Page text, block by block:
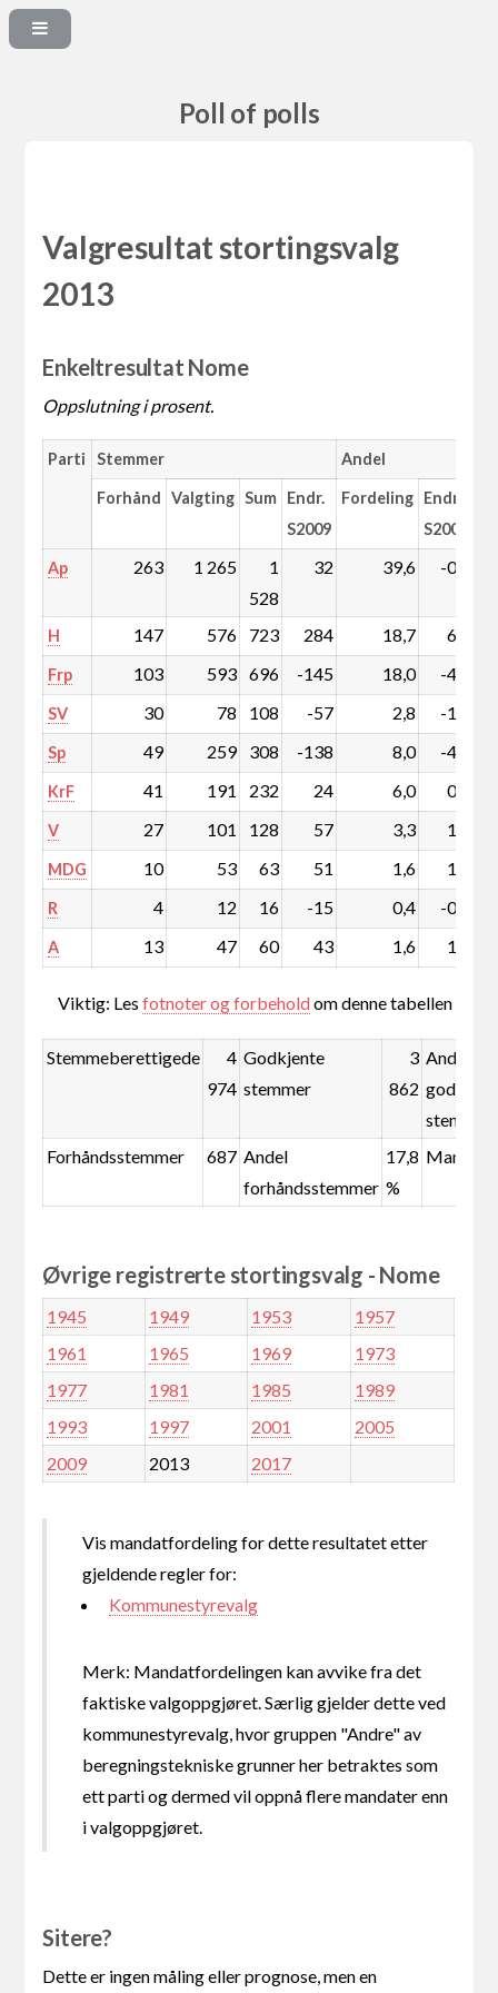
Poll of polls
Valgresultat stortingsvalg
2013
Enkeltresultat Nome
Oppslutning i prosent.
Parti Stemmer Andel
Forhånd Valgting Sum Endr.
S2009
Fordeling Endr.
S2009
Ap 263 1 265
1
528
32 39,6 -0,6
H 147 576 723 284 18,7 6,9
Frp 103 593 696 -145 18,0 -4,5
SV 30 78 108 -57 2,8 -1,6
Sp 49 259 308 -138 8,0 -4,0
KrF 41 191 232 24 6,0 0,4
V 27 101 128 57 3,3 1,4
MDG 10 53 63 51 1,6 1,3
R 4 12 16 -15 0,4 -0,4
A 13 47 60 43 1,6 1,1
Viktig: Lesfotnoter og forbeholdom denne tabellen
Stemmeberettigede
4
974
Godkjente
stemmer
3
862
Andel
stemmer
Forhåndsstemmer
687 Andel
forhåndsstemmer
17,8
%
Øvrige registrerte stortingsvalg - Nome
1945 1949 1953
1957
1961
1965 1969
1973
1977
1981 1985
1989
1993
1997 2001
2005
2009
2013 2017
Vis mandatfordeling for dette resultatet etter
gjeldende regler for:
Kommunestyrevalg
Merk: Mandatfordelingen kan avvike fra det
faktiske valgoppgjøret. Særlig gjelder dette ved
kommunestyrevalg, hvor gruppen "Andre" av
beregningstekniske grunner her betraktes som
ett parti og dermed vil oppnå flere mandater enn
i valgoppgjøret.
Sitere?
Dette er ingen måling eller prognose, men en